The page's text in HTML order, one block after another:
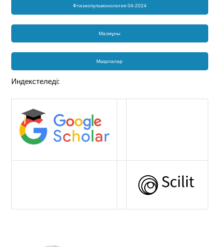
Фтизиопульмонология 04-2024
Мазмұны
Мақалалар
Индекстеледі: